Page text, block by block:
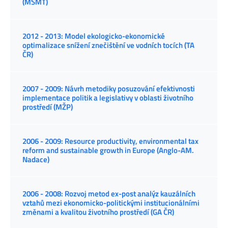
2012 - 2013: Model ekologicko-ekonomické
optimalizace snížení znečištění ve vodních tocích (TA
ČR)
2007 - 2009: Návrh metodiky posuzování efektivnosti
implementace politik a legislativy v oblasti životního
prostředí (MŽP)
2006 - 2009: Resource productivity, environmental tax
reform and sustainable growth in Europe (Anglo-AM.
Nadace)
2006 - 2008: Rozvoj metod ex-post analýz kauzálních
vztahů mezi ekonomicko-politickými institucionálními
změnami a kvalitou životního prostředí (GA ČR)